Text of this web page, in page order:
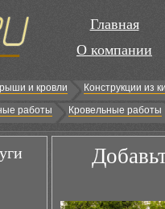
Главная
О компании
и кровли
Конструкции из
работы Кровельные работы